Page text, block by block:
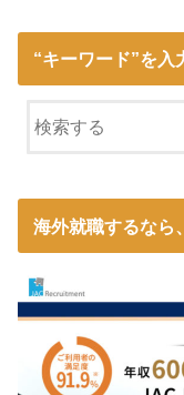
“キーワード”を入
海外就職するなら